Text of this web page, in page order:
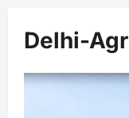
Delhi-